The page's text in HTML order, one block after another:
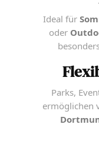
Ideal für
oder
Parks,
ermöglichen